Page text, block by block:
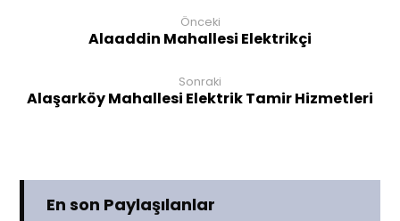
Önceki
Alaaddin Mahallesi Elektrikçi
Sonraki
Alaşarköy Mahallesi Elektrik Tamir Hizmetleri
En son Paylaşılanlar